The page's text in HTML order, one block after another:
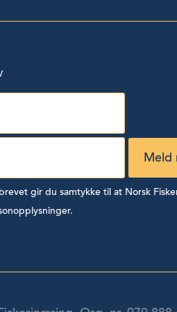
gir du samtykke til at Norsk